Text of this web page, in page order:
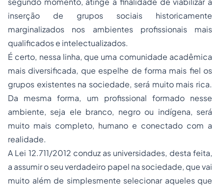
inserção de grupos sociais historicamente
marginalizados nos ambientes profissionais mais
qualificados e intelectualizados.
É certo, nessa linha, que uma comunidade acadêmica
mais diversificada, que espelhe de forma mais fiel os
grupos existentes na sociedade, será muito mais rica.
Da mesma forma, um profissional formado nesse
ambiente, seja ele branco, negro ou indígena, será
muito mais completo, humano e conectado com a
realidade.
A Lei 12.711/2012 conduz as universidades, desta feita,
a assumir o seu verdadeiro papel na sociedade, que vai
muito além de simplesmente selecionar aqueles que